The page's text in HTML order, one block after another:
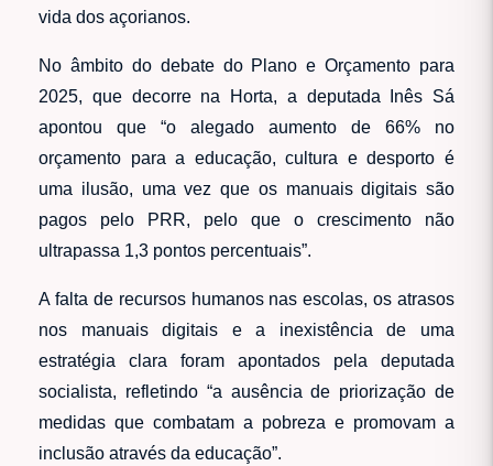
vida dos açorianos.
No âmbito do debate do Plano e Orçamento para
2025, que decorre na Horta, a deputada Inês Sá
apontou que “o alegado aumento de 66% no
orçamento para a educação, cultura e desporto é
uma ilusão, uma vez que os manuais digitais são
pagos pelo PRR, pelo que o crescimento não
ultrapassa 1,3 pontos percentuais”.
A falta de recursos humanos nas escolas, os atrasos
nos manuais digitais e a inexistência de uma
estratégia clara foram apontados pela deputada
socialista, refletindo “a ausência de priorização de
medidas que combatam a pobreza e promovam a
inclusão através da educação”.